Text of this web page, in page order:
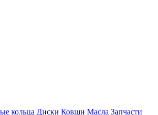
кольца Диски Ковши Масла Запчасти